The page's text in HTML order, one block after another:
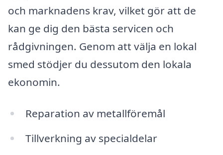
och marknadens krav, vilket gör att de
kan ge dig den bästa servicen och
rådgivningen. Genom att välja en lokal
smed stödjer du dessutom den lokala
ekonomin.
Reparation av metallföremål
Tillverkning av specialdelar